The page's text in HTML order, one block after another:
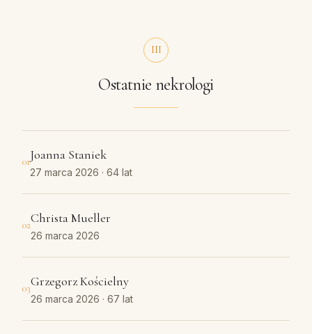
III
Ostatnie nekrologi
01Joanna Staniek
27 marca 2026 · 64 lat
02Christa Mueller
26 marca 2026
03Grzegorz Kościelny
26 marca 2026 · 67 lat